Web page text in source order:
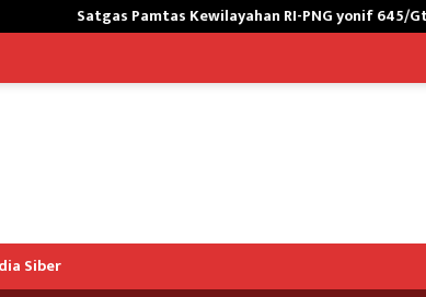
Satgas Pamtas Kewilayahan RI-PNG yonif 645/GtY
Siber